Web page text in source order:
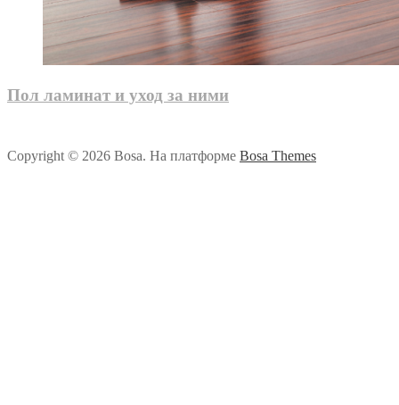
Пол ламинат и уход за ними
Copyright © 2026 Bosa. На платформе Bosa Themes